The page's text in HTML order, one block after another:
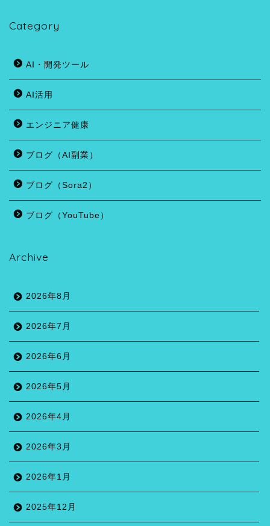
Category
AI・開発ツール
AI活用
エンジニア健康
ブログ（AI副業）
ブログ（Sora2）
ブログ（YouTube）
Archive
2026年8月
2026年7月
2026年6月
2026年5月
2026年4月
2026年3月
2026年1月
2025年12月